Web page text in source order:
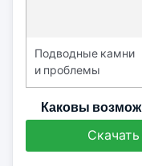
Подводные камни
и проблемы
Каковы